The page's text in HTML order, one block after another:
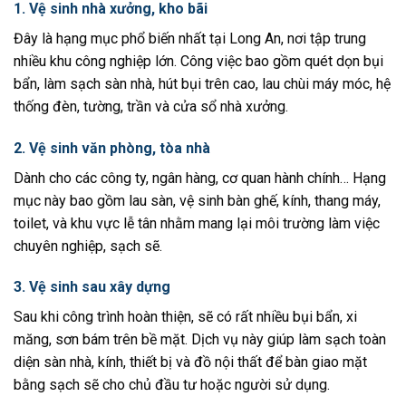
1. Vệ sinh nhà xưởng, kho bãi
Đây là hạng mục phổ biến nhất tại Long An, nơi tập trung
nhiều khu công nghiệp lớn. Công việc bao gồm quét dọn bụi
bẩn, làm sạch sàn nhà, hút bụi trên cao, lau chùi máy móc, hệ
thống đèn, tường, trần và cửa sổ nhà xưởng.
2. Vệ sinh văn phòng, tòa nhà
Dành cho các công ty, ngân hàng, cơ quan hành chính… Hạng
mục này bao gồm lau sàn, vệ sinh bàn ghế, kính, thang máy,
toilet, và khu vực lễ tân nhằm mang lại môi trường làm việc
chuyên nghiệp, sạch sẽ.
3. Vệ sinh sau xây dựng
Sau khi công trình hoàn thiện, sẽ có rất nhiều bụi bẩn, xi
măng, sơn bám trên bề mặt. Dịch vụ này giúp làm sạch toàn
diện sàn nhà, kính, thiết bị và đồ nội thất để bàn giao mặt
bằng sạch sẽ cho chủ đầu tư hoặc người sử dụng.